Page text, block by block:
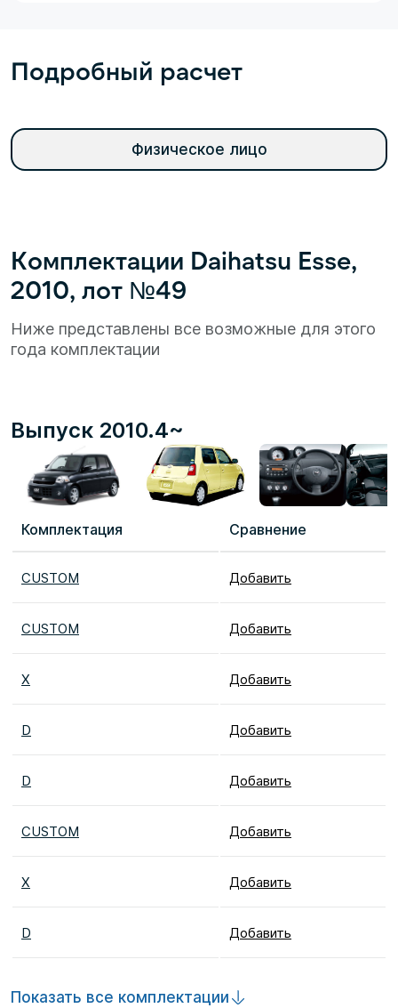
Подробный расчет
Физическое лицо
Комплектации Daihatsu Esse,
2010, лот №49
Ниже представлены все возможные для этого
года комплектации
Выпуск 2010.4~
Комплектация Сравнение
CUSTOM Добавить
CUSTOM Добавить
X Добавить
D Добавить
D Добавить
CUSTOM Добавить
X Добавить
D Добавить
Показать все комплектации